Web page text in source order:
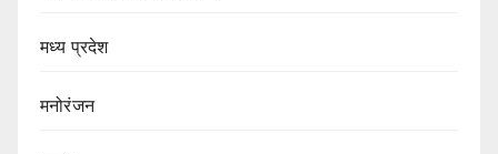
मध्य प्रदेश
मनोरंजन